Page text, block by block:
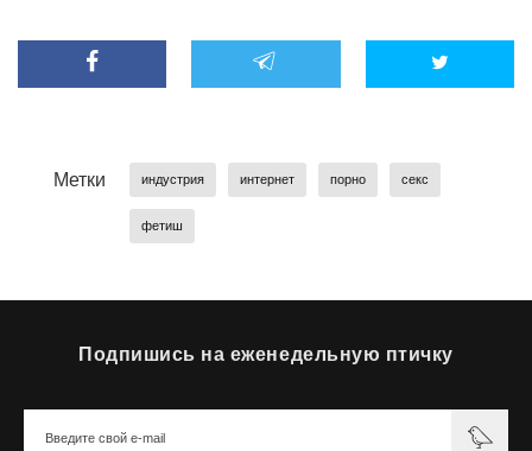
Метки индустрия интернет порно секс
фетиш
Подпишись на еженедельную птичку